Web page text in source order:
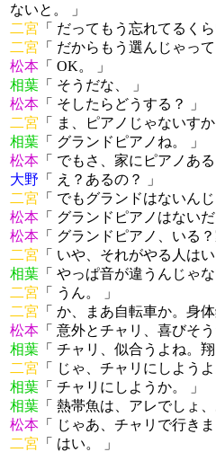
ないと。 」
二宮 「 だってもう忘れてるく
二宮 「 だからもう選んじゃっ
松本 「 OK。 」
相葉 「 そうだな、 」
松本 「 そしたらどうする？ 」
二宮 「 ま、ピアノじゃないすか
相葉 「 グランドピアノね。 」
松本 「 でもさ、家にピアノあ
大野 「 え？あるの？ 」
二宮 「 でもグランドはないんじ
松本 「 グランドピアノはない
松本 「 グランドピアノ、いる？
二宮 「 いや、それがやる人はい
相葉 「 やっぱ音が違うんじゃな
二宮 「 うん。 」
二宮 「 か、まあ自転車か。身
松本 「 意外とチャリ、喜びそ
相葉 「 チャリ、似合うよね。翔
二宮 「 じゃ、チャリにしようよ
相葉 「 チャリにしようか。 」
相葉 「 熱帯魚は、アレでしょ
松本 「 じゃあ、チャリで行きま
二宮 「 はい。 」